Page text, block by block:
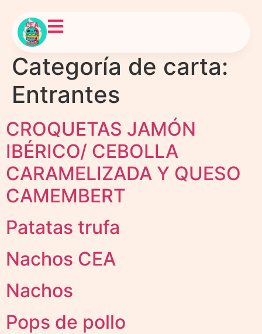
Categoría de carta:
Entrantes
CROQUETAS JAMÓN
IBÉRICO/ CEBOLLA
CARAMELIZADA Y QUESO
CAMEMBERT
Patatas trufa
Nachos CEA
Nachos
Pops de pollo